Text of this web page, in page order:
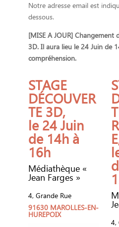
Notre adresse email est
dessous.
[MISE A JOUR] Changement
3D. Il aura lieu le 24 Juin de
compréhension.
STAGE
DÉCOUVER
TE 3D,
le 24 Juin
de 14h à
16h
Médiathèque «
Jean Farges »
4, Grande Rue
91630 MAROLLES-EN-
HUREPOIX
4,